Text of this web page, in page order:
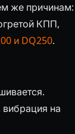
же причинам:
КПП,
и DQ250.
на